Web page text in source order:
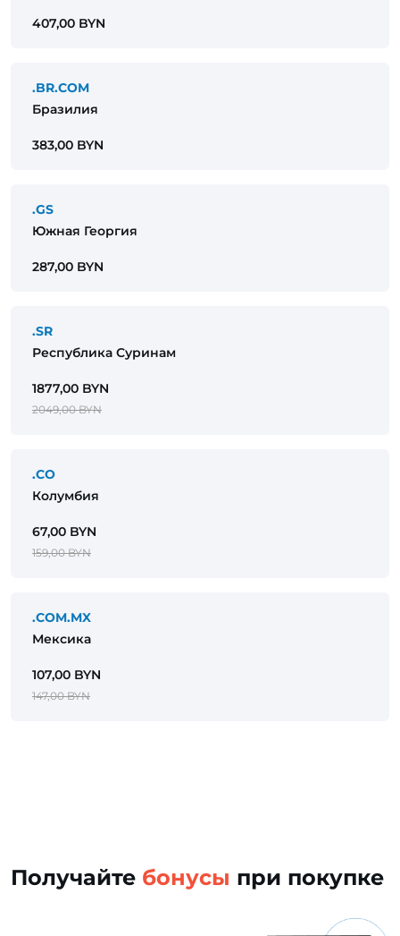
407,00 BYN
.BR.COM
Бразилия
383,00 BYN
.GS
Южная Георгия
287,00 BYN
.SR
Республика Суринам
1877,00 BYN
2049,00 BYN
.CO
Колумбия
67,00 BYN
159,00 BYN
.COM.MX
Мексика
107,00 BYN
147,00 BYN
Получайте бонусы при покупке